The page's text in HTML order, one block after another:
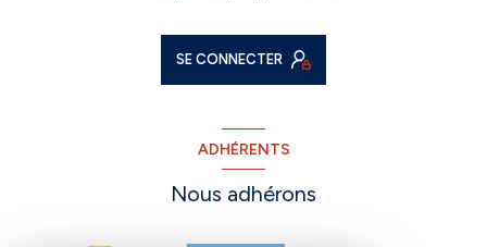
SE CONNECTER
ADHÉRENTS
Nous adhérons